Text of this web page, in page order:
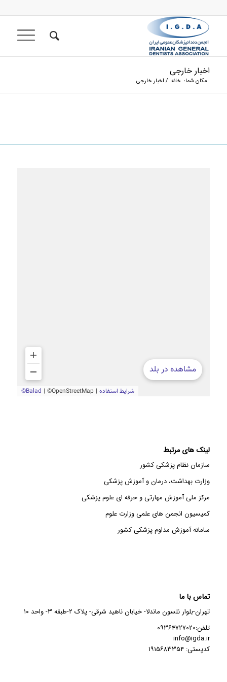
اخبار خارجی
مکان شما: خانه / اخبار خارجی
لینک های مرتبط
سازمان نظام پزشکی کشور
وزارت بهداشت، درمان و آموزش پزشکی
مرکز ملی آموزش مهارتی و حرفه ای علوم پزشکی
کمیسیون انجمن های علمی وزارت علوم
سامانه آموزش مداوم پزشکی کشور
تماس با ما
تهران-بلوار نلسون ماندلا- خیابان ناهید شرقی- پلاک ۲-طبقه ۳- واحد ۱۰
تلفن:۰۹۳۶۴۷۲۷۰۲۰
info@igda.ir
کدپستی: ۱۹۱۵۶۸۳۳۵۴